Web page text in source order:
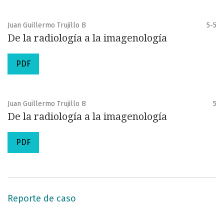
Juan Guillermo Trujillo B 5-5
De la radiología a la imagenología
PDF
Juan Guillermo Trujillo B 5
De la radiología a la imagenología
PDF
Reporte de caso